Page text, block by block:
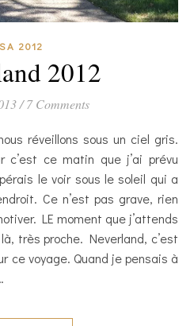
2012
2012
/ 7 Comments
ce matin que j’ai prévu
le voir sous le soleil qui a
Ce n’est pas grave, rien
LE moment que j’attends
très proche. Neverland, c’est
ce voyage. Quand je pensais à